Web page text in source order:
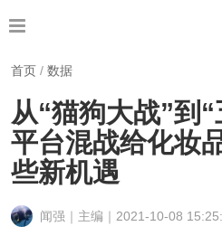
首页 / 数据
从“猫狗大战”到“
平台混战给化妆
些新机遇
闻强｜主编｜2021-10-08